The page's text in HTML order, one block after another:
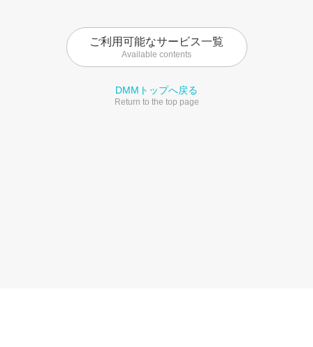
ご利用可能なサービス一覧
Available contents
DMMトップへ戻る
Return to the top page